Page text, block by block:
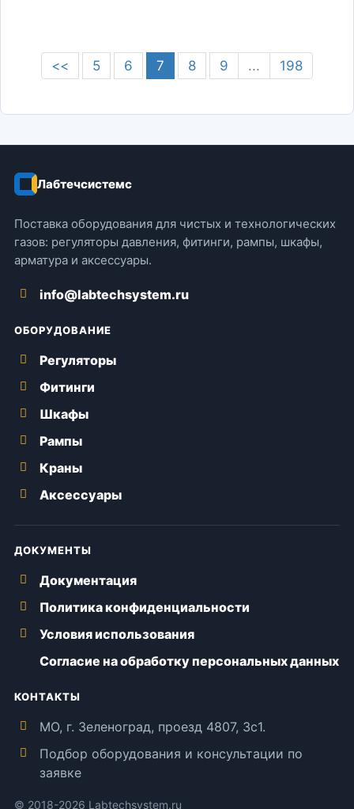
<< 5 6 7 8 9 ... 198
Лабтечсистемс
Поставка оборудования для чистых и технологических
газов: регуляторы давления, фитинги, рампы, шкафы,
арматура и аксессуары.
info@labtechsystem.ru
ОБОРУДОВАНИЕ
Регуляторы
Фитинги
Шкафы
Рампы
Краны
Аксессуары
ДОКУМЕНТЫ
Документация
Политика конфиденциальности
Условия использования
Согласие на обработку персональных данных
КОНТАКТЫ
МО, г. Зеленоград, проезд 4807, 3с1.
Подбор оборудования и консультации по
заявке
© 2018-2026 Labtechsystem.ru